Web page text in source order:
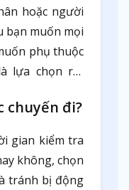
hoặc người
bạn muốn mọi
phụ thuộc
lựa chọn rất
chuyến đi?
gian kiểm tra
không, chọn
tránh bị động